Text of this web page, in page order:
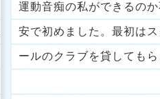
運動音痴の私ができるのか
安で初めました。最初はス
ールのクラブを貸しても